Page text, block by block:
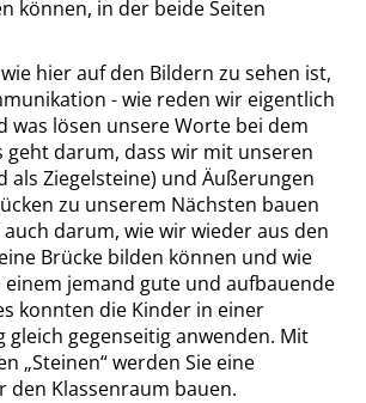
können, in der beide Seiten
hier auf den Bildern zu sehen ist,
- wie reden wir eigentlich
was lösen unsere Worte bei dem
geht darum, dass wir mit unseren
als Ziegelsteine) und Äußerungen
zu unserem Nächsten bauen
auch darum, wie wir wieder aus den
Brücke bilden können und wie
jemand gute und aufbauende
konnten die Kinder in einer
gleich gegenseitig anwenden. Mit
„Steinen“ werden Sie eine
den Klassenraum bauen.